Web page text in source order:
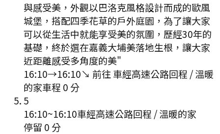
與感受美，外觀以巴洛克風格設計而成的歐風
城堡，搭配四季花草的戶外庭園，為了讓大家
可以從生活中就能享受美的氛圍，歷經30年的
基礎，終於選在嘉義大埔美落地生根，讓大家
近距離感受多角度的美"
16:10→16:10↘ 前往 車經高速公路回程 / 溫暖
的家車程 0 分
5
16:10~16:10車經高速公路回程 / 溫暖的家
停留 0 分